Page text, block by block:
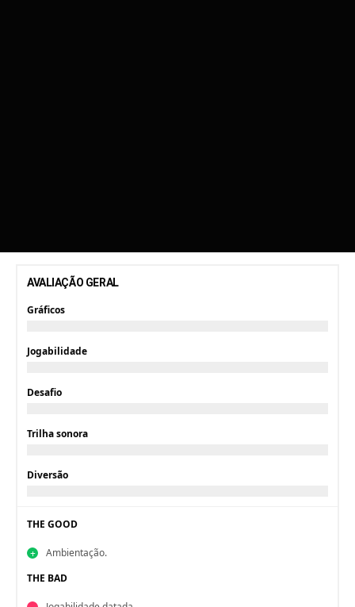
AVALIAÇÃO GERAL
Gráficos
Jogabilidade
Desafio
Trilha sonora
Diversão
THE GOOD
Ambientação.
THE BAD